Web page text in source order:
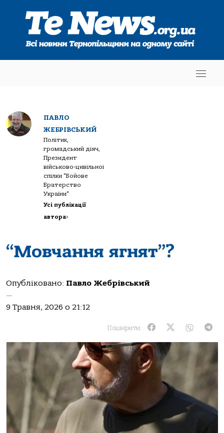
ПАВЛО
ЖЕБРІВСЬКИЙ
Політик,
громадський діяч,
Президент
військово-цивільної
спілки "Бойове
Братерство
України"
Усі публікації
автора>
“Мовчання ягнят”?
Опубліковано: Павло Жебрівський
—
9 Травня, 2026 о 21:12
Поширити: